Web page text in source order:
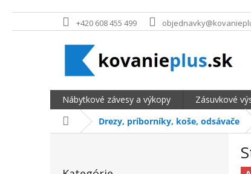
Prejsť na obsah +420 608 455 499
Nábytkové závesy a výkopy Zásuvkové
DomovDrezy, príborníky, koše, odsávače
BOČNÝ PANEL